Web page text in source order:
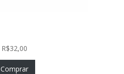
R$32,00
Comprar